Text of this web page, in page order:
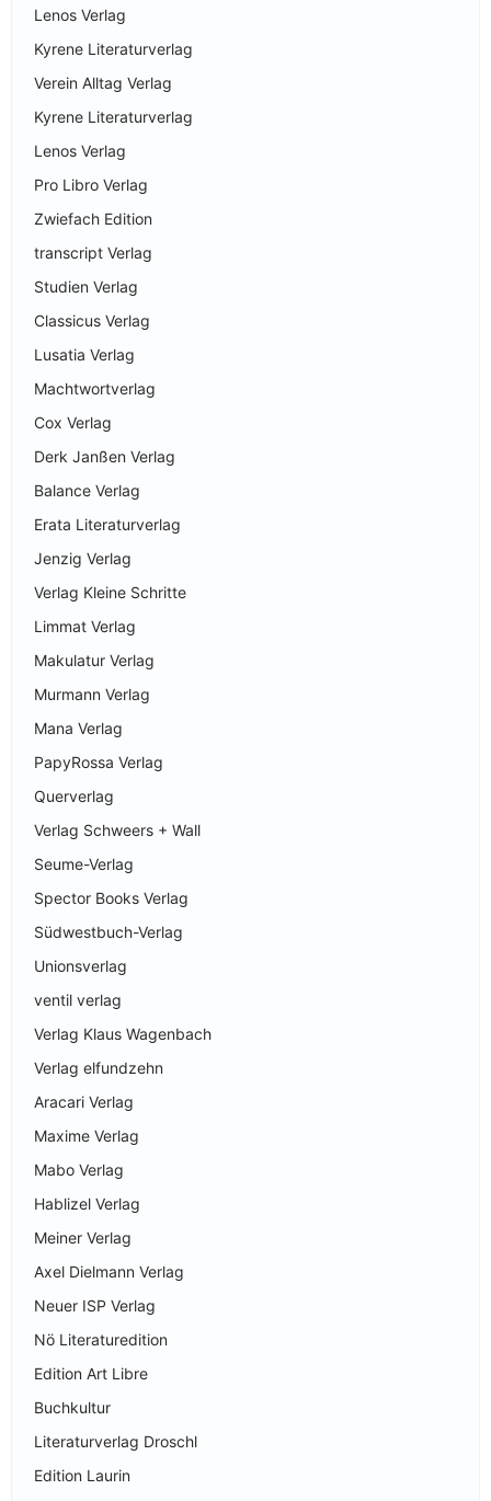
Lenos Verlag
Kyrene Literaturverlag
Verein Alltag Verlag
Kyrene Literaturverlag
Lenos Verlag
Pro Libro Verlag
Zwiefach Edition
transcript Verlag
Studien Verlag
Classicus Verlag
Lusatia Verlag
Machtwortverlag
Cox Verlag
Derk Janßen Verlag
Balance Verlag
Erata Literaturverlag
Jenzig Verlag
Verlag Kleine Schritte
Limmat Verlag
Makulatur Verlag
Murmann Verlag
Mana Verlag
PapyRossa Verlag
Querverlag
Verlag Schweers + Wall
Seume-Verlag
Spector Books Verlag
Südwestbuch-Verlag
Unionsverlag
ventil verlag
Verlag Klaus Wagenbach
Verlag elfundzehn
Aracari Verlag
Maxime Verlag
Mabo Verlag
Hablizel Verlag
Meiner Verlag
Axel Dielmann Verlag
Neuer ISP Verlag
Nö Literaturedition
Edition Art Libre
Buchkultur
Literaturverlag Droschl
Edition Laurin